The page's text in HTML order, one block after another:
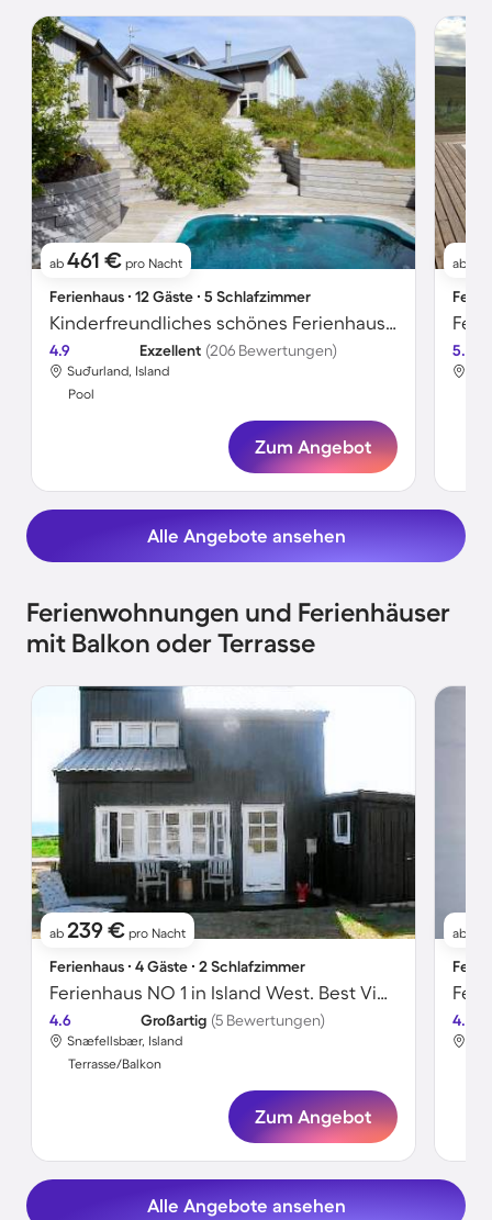
ab 461 € pro Nacht
Ferienhaus ∙ 12 Gäste ∙ 5 Schlafzimmer
Kinderfreundliches schönes Ferienhaus mit beheiztem Pool, Grill und Garten | Bergblick | Perfekt für die Arbeit von Zuhause
4.9 Exzellent (206 Bewertungen)
Suðurland, Island
Pool
Zum Angebot
ab
5.0
Alle Angebote ansehen
Ferienwohnungen und Ferienhäuser
mit Balkon oder Terrasse
ab 239 € pro Nacht
Ferienhaus ∙ 4 Gäste ∙ 2 Schlafzimmer
Ferienhaus NO 1 in Island West. Best View Cottage.
4.6 Großartig (5 Bewertungen)
Snæfellsbær, Island
Terrasse/Balkon
Zum Angebot
ab
4.5
Alle Angebote ansehen